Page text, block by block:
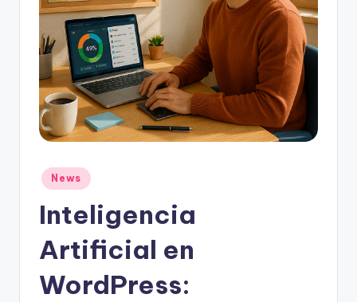
Publicado
en
News
Inteligencia
Artificial en
WordPress: